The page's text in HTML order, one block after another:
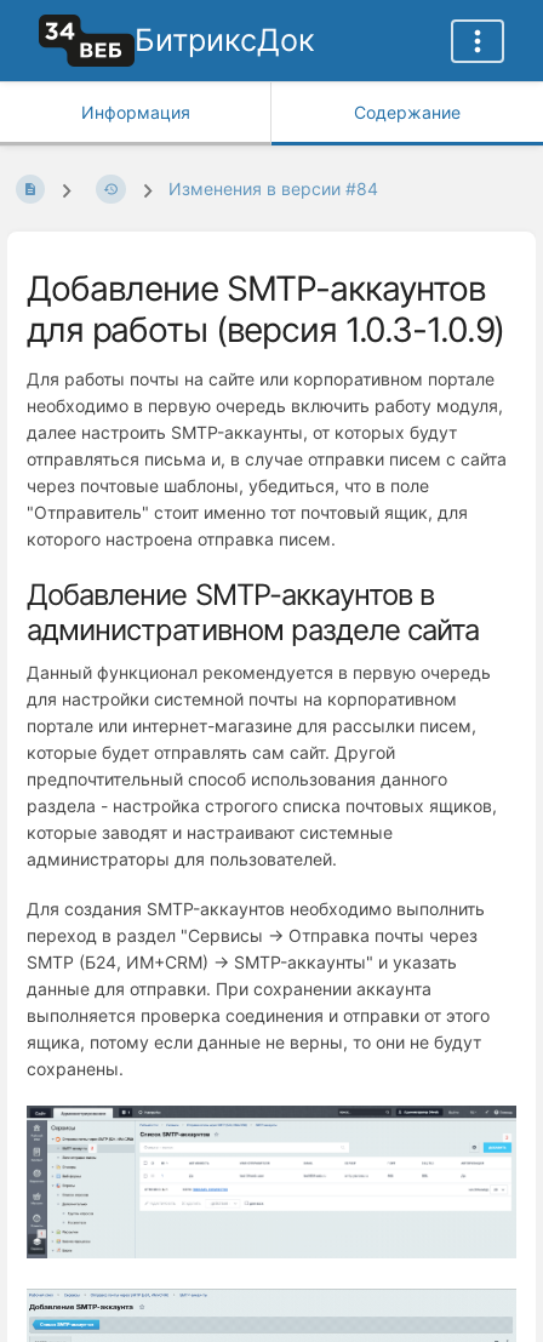
БитриксДок
Информация Содержание
Изменения в версии #84
Добавление SMTP-аккаунтов
для работы (версия 1.0.3-1.0.9)
Для работы почты на сайте или корпоративном портале
необходимо в первую очередь включить работу модуля,
далее настроить SMTP-аккаунты, от которых будут
отправляться письма и, в случае отправки писем с сайта
через почтовые шаблоны, убедиться, что в поле
"Отправитель" стоит именно тот почтовый ящик, для
которого настроена отправка писем.
Добавление SMTP-аккаунтов в
административном разделе сайта
Данный функционал рекомендуется в первую очередь
для настройки системной почты на корпоративном
портале или интернет-магазине для рассылки писем,
которые будет отправлять сам сайт. Другой
предпочтительный способ использования данного
раздела - настройка строгого списка почтовых ящиков,
которые заводят и настраивают системные
администраторы для пользователей.
Для создания SMTP-аккаунтов необходимо выполнить
переход в раздел "Сервисы → Отправка почты через
SMTP (Б24, ИМ+СRM) → SMTP-аккаунты" и указать
данные для отправки. При сохранении аккаунта
выполняется проверка соединения и отправки от этого
ящика, потому если данные не верны, то они не будут
сохранены.